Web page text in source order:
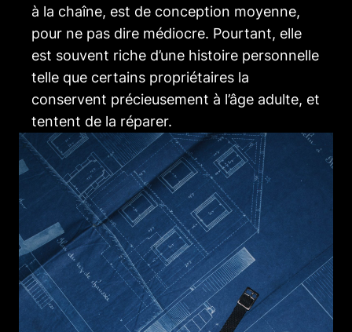
à la chaîne, est de conception moyenne,
pour ne pas dire médiocre. Pourtant, elle
est souvent riche d’une histoire personnelle
telle que certains propriétaires la
conservent précieusement à l’âge adulte, et
tentent de la réparer.